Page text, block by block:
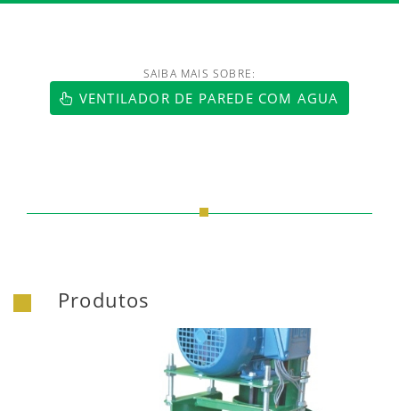
https://www.luftmaxi.com.br/
SAIBA MAIS SOBRE:
VENTILADOR DE PAREDE COM AGUA
Produtos